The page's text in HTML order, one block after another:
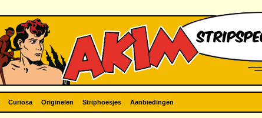
Curiosa Originelen Striphoesjes Aanbiedingen